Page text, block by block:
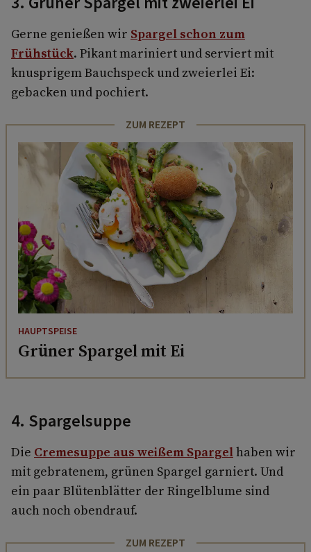
Gerne genießen wir Spargel schon zum
Frühstück. Pikant mariniert und serviert mit
knusprigem Bauchspeck und zweierlei Ei:
gebacken und pochiert.
ZUM REZEPT
HAUPTSPEISE
Grüner Spargel mit Ei
4. Spargelsuppe
Die Cremesuppe aus weißem Spargelhaben wir
mit gebratenem, grünen Spargel garniert. Und
ein paar Blütenblätter der Ringelblume sind
auch noch obendrauf.
ZUM REZEPT